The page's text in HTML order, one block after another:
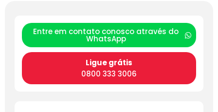
Entre em contato conosco através do
WhatsApp
Ligue grátis
0800 333 3006